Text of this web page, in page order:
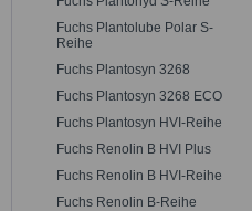
Fuchs Plantolube Polar S-
Reihe
Fuchs Plantosyn 3268
Fuchs Plantosyn 3268 ECO
Fuchs Plantosyn HVI-Reihe
Fuchs Renolin B HVI Plus
Fuchs Renolin B HVI-Reihe
Fuchs Renolin B-Reihe